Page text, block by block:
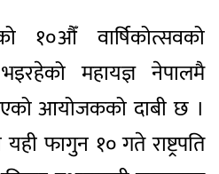
१०औँ वार्षिकोत्सवको
महायज्ञ नेपालमै
आयोजकको दाबी छ ।
फागुन १० गते राष्ट्रपति